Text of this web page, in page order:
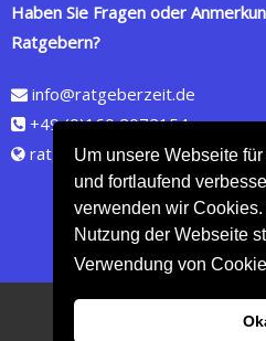
Um unsere Webseite
und fortlaufend
verwenden wir
Nutzung der Webseite
Verwendung von
Haben Sie Fragen oder
Ratgebern?
info@ratgeberzeit.de
+49 (0)160 2072154
ratgeberzeit.de
Copyright © 2026
Grafik und Design by TBIT